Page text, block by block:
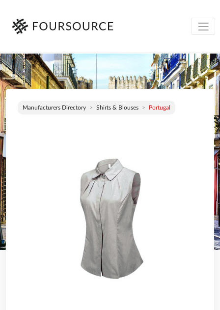
Manufacturers Directory Shirts & Blouses Portugal